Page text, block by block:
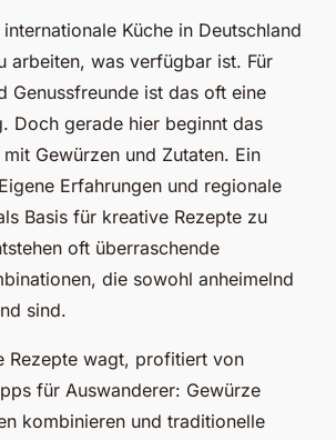
Küche in Deutschland
arbeiten, was verfügbar ist. Für
Genussfreunde ist das oft eine
Doch gerade hier beginnt das
Gewürzen und Zutaten. Ein
Erfahrungen und regionale
Basis für kreative Rezepte zu
oft überraschende
die sowohl anheimelnd
sind.
Rezepte wagt, profitiert von
für Auswanderer: Gewürze
kombinieren und traditionelle